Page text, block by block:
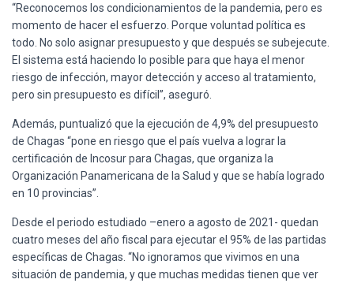
“Reconocemos los condicionamientos de la pandemia, pero es
momento de hacer el esfuerzo. Porque voluntad política es
todo. No solo asignar presupuesto y que después se subejecute.
El sistema está haciendo lo posible para que haya el menor
riesgo de infección, mayor detección y acceso al tratamiento,
pero sin presupuesto es difícil”, aseguró.
Además, puntualizó que la ejecución de 4,9% del presupuesto
de Chagas “pone en riesgo que el país vuelva a lograr la
certificación de Incosur para Chagas, que organiza la
Organización Panamericana de la Salud y que se había logrado
en 10 provincias”.
Desde el periodo estudiado –enero a agosto de 2021- quedan
cuatro meses del año fiscal para ejecutar el 95% de las partidas
específicas de Chagas. “No ignoramos que vivimos en una
situación de pandemia, y que muchas medidas tienen que ver